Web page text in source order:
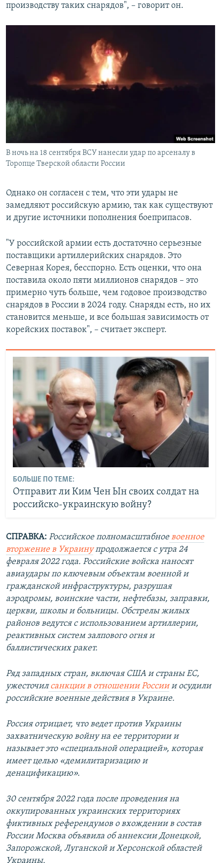
производству таких снарядов", – говорит он.
В ночь на 18 сентября ВСУ нанесли удар по арсеналу в
Торопце Тверской области России
Однако он согласен с тем, что эти удары не
замедляют российскую армию, так как существуют
и другие источники пополнения боеприпасов.
"У российской армии есть достаточно серьезные
поставщики артиллерийских снарядов. Это
Северная Корея, бесспорно. Есть оценки, что она
поставила около пяти миллионов снарядов – это
примерно чуть больше, чем годовое производство
снарядов в России в 2024 году. Снаряды есть, но их
становится меньше, и все большая зависимость от
корейских поставок", – считает эксперт.
БОЛЬШЕ ПО ТЕМЕ:
Отправит ли Ким Чен Ын своих солдат на
российско-украинскую войну?
СПРАВКА: Российское полномасштабноевоенное
вторжение в Украинупродолжается с утра 24
февраля 2022 года. Российские войска наносят
авиаудары по ключевым объектам военной и
гражданской инфраструктуры, разрушая
аэродромы, воинские части, нефтебазы, заправки,
церкви, школы и больницы. Обстрелы жилых
районов ведутся с использованием артиллерии,
реактивных систем залпового огня и
баллистических ракет.
Ряд западных стран, включая США и страны ЕС,
ужесточилсанкции в отношении Россиии осудили
российские военные действия в Украине.
Россия отрицает, что ведет против Украины
захватническую войну на ее территории и
называет это «специальной операцией», которая
имеет целью «демилитаризацию и
денацификацию».
30 сентября 2022 года после проведения на
оккупированных украинских территориях
фиктивных референдумов о вхождении в состав
России Москва объявила об аннексии Донецкой,
Запорожской, Луганской и Херсонской областей
Украины.